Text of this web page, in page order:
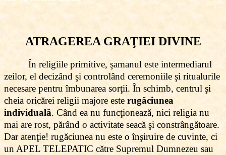
ATRAGEREA GRAŢIEI DIVINE
În religiile primitive, şamanul este intermediarul
zeilor, el decizând şi controlând ceremoniile şi ritualurile
necesare pentru îmbunarea sorţii. În schimb, centrul şi
cheia oricărei religii majore este rugăciunea
individuală. Când ea nu funcţionează, nici religia nu
mai are rost, părând o activitate seacă şi constrângătoare.
Dar atenţie! rugăciunea nu este o înşiruire de cuvinte, ci
un APEL TELEPATIC către Supremul Dumnezeu sau